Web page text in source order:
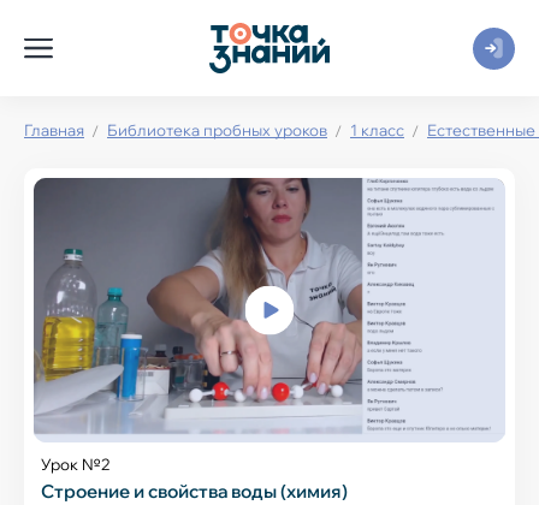
Главная Библиотека пробных уроков 1 класс Естественные
Урок №2
Строение и свойства воды (химия)